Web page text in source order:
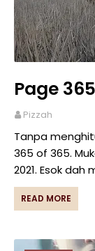
Page
Pizzah
Tanpa
365 of 365.
2021. Esok dah
READ MORE